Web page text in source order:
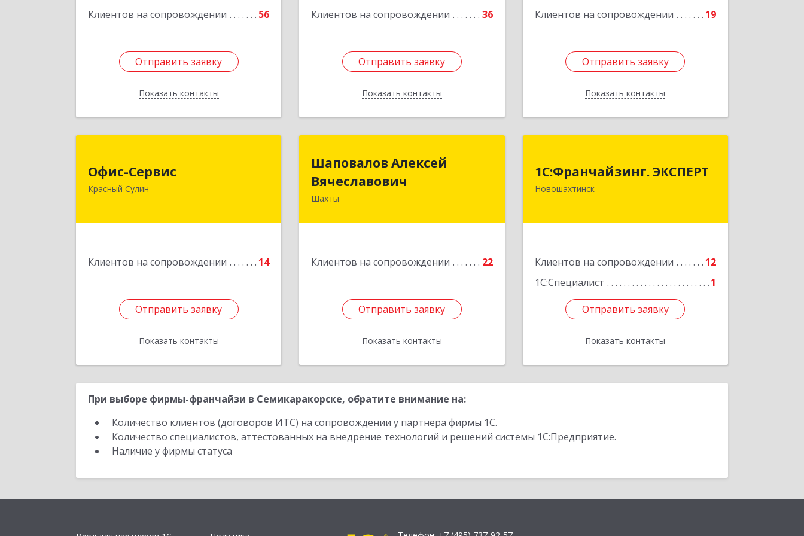
Клиентов на сопровождении 56
Отправить заявку
Показать контакты
Отправить заявку
Назад
Клиентов на сопровождении 36
Отправить заявку
Показать контакты
Отправить заявку
Назад
Клиентов на сопровождении 19
Отправить заявку
Показать контакты
Отправить заявку
Назад
Офис-Сервис
Красный Сулин
Клиентов на сопровождении 14
Отправить заявку
Показать контакты
346350, Ростовская обл, р-н
Красносулинский, Красный Сулин г,
Отправить заявку
Назад
Шаповалов Алексей
Вячеславович
Шахты
Клиентов на сопровождении 22
Отправить заявку
Показать контакты
Шаповалов Алексей
Вячеславович
346510, Шахты г, Ленина ул, дом №
Отправить заявку
Назад
1С:Франчайзинг. ЭКСПЕРТ
Новошахтинск
Клиентов на сопровождении
12
1С:Специалист
1
Отправить заявку
Показать контакты
Новошахтинск г, Куйбышева ул, дом
Отправить заявку
Назад
При выборе фирмы-франчайзи в Семикаракорске, обратите внимание на:
Количество клиентов (договоров ИТС) на сопровождении у партнера фирмы 1С.
Количество специалистов, аттестованных на внедрение технологий и решений системы 1С:Предприятие.
Наличие у фирмы статуса